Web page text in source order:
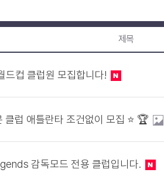
제목
드컵 클럽원 모집합니다!
클럽 애틀란타 조건없이 모집 ⭐️ 🏆
감독모드 전용 클럽입니다.